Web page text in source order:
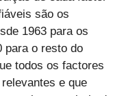
são os
1963 para os
para o resto do
todos os factores
e que